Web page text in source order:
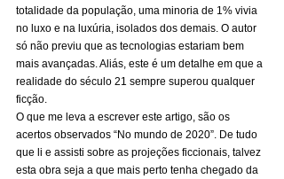
totalidade da população, uma minoria de 1% vivia
no luxo e na luxúria, isolados dos demais. O autor
só não previu que as tecnologias estariam bem
mais avançadas. Aliás, este é um detalhe em que a
realidade do século 21 sempre superou qualquer
ficção.
O que me leva a escrever este artigo, são os
acertos observados “No mundo de 2020”. De tudo
que li e assisti sobre as projeções ficcionais, talvez
esta obra seja a que mais perto tenha chegado da